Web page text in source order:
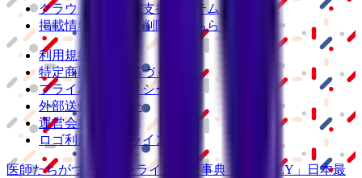
クラウド歯科業務 支援システム
「Dentis」
掲載情報の修正・削除はこちら
利用規約
特定商取引法に基づく表記
プライバシーポリシー
外部送信ポリシー
運営会社
ロゴ利用ガイドライン
医師たちがつくる オンライン医療事典 「MEDLEY」
日本最